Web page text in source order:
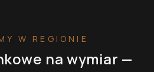
W REGIONIE
na wymiar —